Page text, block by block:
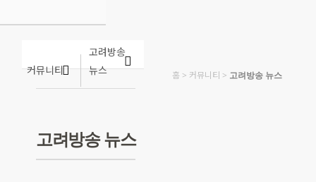
커뮤니티
고려방송
뉴스
홈 > 커뮤니티 > 고려방송 뉴스
고려방송 뉴스